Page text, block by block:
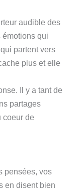
audible des
émotions qui
partent vers
plus et elle
Il y a tant de
partages
coeur de
pensées, vos
en disent bien